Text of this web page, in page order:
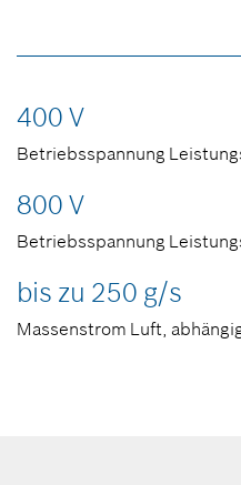
400 V
Betriebsspannung
800 V
Betriebsspannung
bis zu 250 g/s
Massenstrom Luft,